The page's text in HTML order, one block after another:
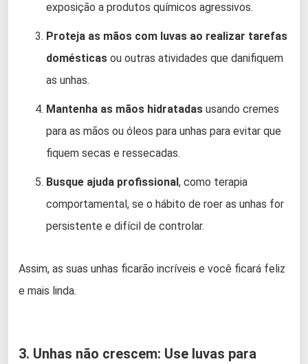
exposição a produtos químicos agressivos.
Proteja as mãos com luvas ao realizar tarefas
domésticas ou outras atividades que danifiquem
as unhas.
Mantenha as mãos hidratadas usando cremes
para as mãos ou óleos para unhas para evitar que
fiquem secas e ressecadas.
Busque ajuda profissional, como terapia
comportamental, se o hábito de roer as unhas for
persistente e difícil de controlar.
Assim, as suas unhas ficarão incríveis e você ficará feliz
e mais linda.
3. Unhas não crescem: Use luvas para